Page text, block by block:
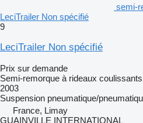
semi-
LeciTrailer Non spécifié
9
LeciTrailer Non spécifié
Prix sur demande
Semi-remorque à rideaux coulissants
2003
Suspension pneumatique/
France, Limay
GUAINVILLE INTERNATIONAL